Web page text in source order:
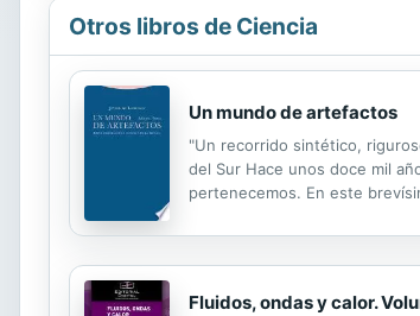
Otros libros de Ciencia
Un mundo de artefactos
"Un recorrido sintético,
del Sur Hace unos doce mil
pertenecemos. En este
Fluidos, ondas y calor.